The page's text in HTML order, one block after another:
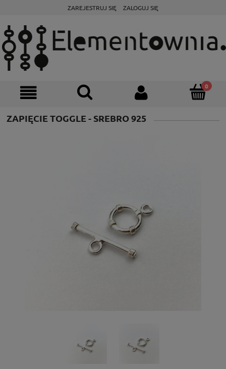
ZAREJESTRUJ SIĘ ZALOGUJ SIĘ
ZAPIĘCIE TOGGLE - SREBRO 925